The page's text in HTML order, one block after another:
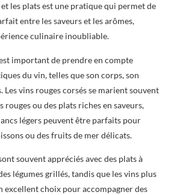
et les plats est une pratique qui permet de
entre les saveurs et les arômes,
culinaire inoubliable.
important de prendre en compte
du vin, telles que son corps, son
Les vins rouges corsés se marient souvent
rouges ou des plats riches en saveurs,
légers peuvent être parfaits pour
ou des fruits de mer délicats.
souvent appréciés avec des plats à
légumes grillés, tandis que les vins plus
excellent choix pour accompagner des